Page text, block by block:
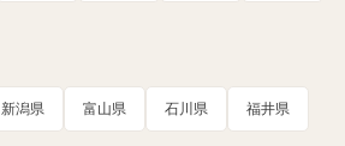
新潟県 富山県 石川県 福井県